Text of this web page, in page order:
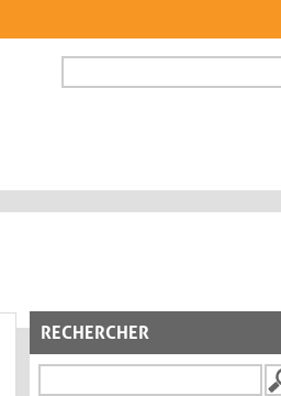
FORMULAIRE DE
RECHERCHER